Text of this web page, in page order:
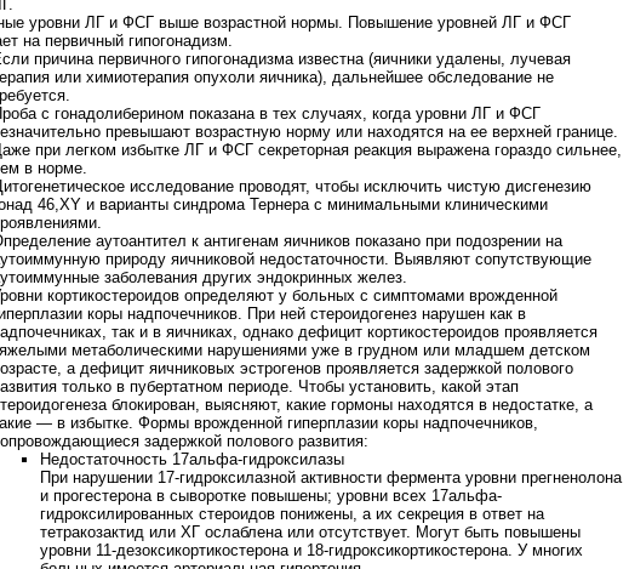
уровни ЛГ и ФСГ выше возрастной нормы. Повышение уровней ЛГ и ФСГ
на первичный гипогонадизм.
причина первичного гипогонадизма известна (яичники удалены, лучевая
или химиотерапия опухоли яичника), дальнейшее обследование не
с гонадолиберином показана в тех случаях, когда уровни ЛГ и ФСГ
превышают возрастную норму или находятся на ее верхней границе.
при легком избытке ЛГ и ФСГ секреторная реакция выражена гораздо сильнее,
в норме.
исследование проводят, чтобы исключить чистую дисгенезию
46,XY и варианты синдрома Тернера с минимальными клиническими
аутоантител к антигенам яичников показано при подозрении на
природу яичниковой недостаточности. Выявляют сопутствующие
заболевания других эндокринных желез.
кортикостероидов определяют у больных с симптомами врожденной
коры надпочечников. При ней стероидогенез нарушен как в
так и в яичниках, однако дефицит кортикостероидов проявляется
метаболическими нарушениями уже в грудном или младшем детском
а дефицит яичниковых эстрогенов проявляется задержкой полового
только в пубертатном периоде. Чтобы установить, какой этап
блокирован, выясняют, какие гормоны находятся в недостатке, а
— в избытке. Формы врожденной гиперплазии коры надпочечников,
задержкой полового развития:
Недостаточность 17альфа-гидроксилазы
При нарушении 17-гидроксилазной активности фермента уровни прегненолона
и прогестерона в сыворотке повышены; уровни всех 17альфа-
гидроксилированных стероидов понижены, а их секреция в ответ на
тетракозактид или ХГ ослаблена или отсутствует. Могут быть повышены
уровни 11-дезоксикортикостерона и 18-гидроксикортикостерона. У многих